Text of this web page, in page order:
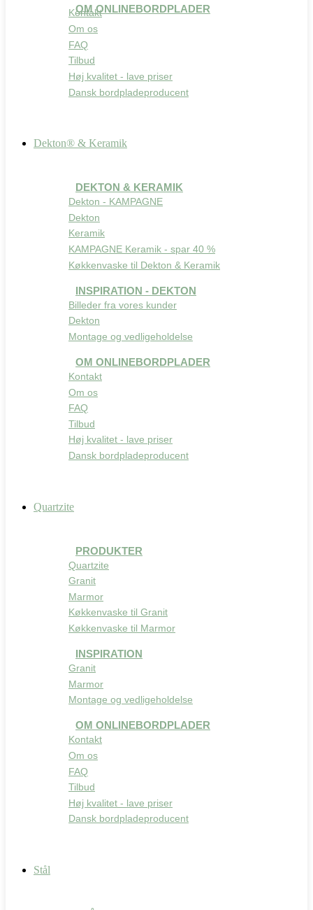
OM ONLINEBORDPLADER
Kontakt
Om os
FAQ
Tilbud
Høj kvalitet - lave priser
Dansk bordpladeproducent
Dekton® & Keramik
DEKTON & KERAMIK
Dekton - KAMPAGNE
Dekton
Keramik
KAMPAGNE Keramik - spar 40 %
Køkkenvaske til Dekton & Keramik
INSPIRATION - DEKTON
Billeder fra vores kunder
Dekton
Montage og vedligeholdelse
OM ONLINEBORDPLADER
Kontakt
Om os
FAQ
Tilbud
Høj kvalitet - lave priser
Dansk bordpladeproducent
Quartzite
PRODUKTER
Quartzite
Granit
Marmor
Køkkenvaske til Granit
Køkkenvaske til Marmor
INSPIRATION
Granit
Marmor
Montage og vedligeholdelse
OM ONLINEBORDPLADER
Kontakt
Om os
FAQ
Tilbud
Høj kvalitet - lave priser
Dansk bordpladeproducent
Stål